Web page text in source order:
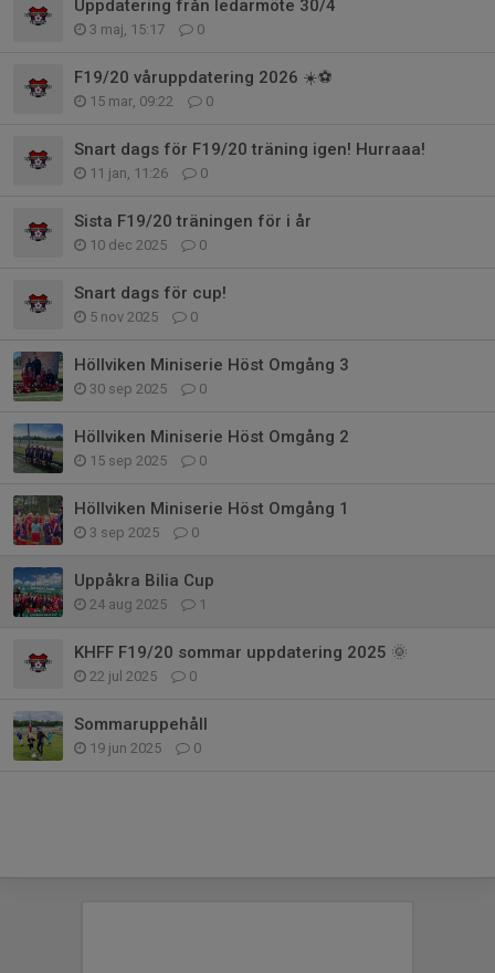
Uppdatering från ledarmöte 30/4
3 maj, 15:17 0
F19/20 våruppdatering 2026 ☀️⚽
15 mar, 09:22 0
Snart dags för F19/20 träning igen! Hurraaa!
11 jan, 11:26 0
Sista F19/20 träningen för i år
10 dec 2025 0
Snart dags för cup!
5 nov 2025 0
Höllviken Miniserie Höst Omgång 3
30 sep 2025 0
Höllviken Miniserie Höst Omgång 2
15 sep 2025 0
Höllviken Miniserie Höst Omgång 1
3 sep 2025 0
Uppåkra Bilia Cup
24 aug 2025 1
KHFF F19/20 sommar uppdatering 2025 🌞
22 jul 2025 0
Sommaruppehåll
19 jun 2025 0